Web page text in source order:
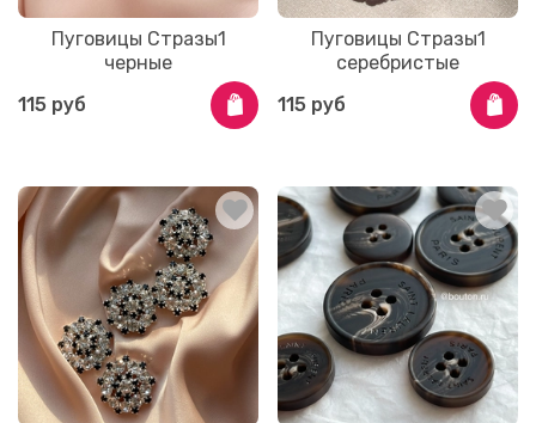
Пуговицы Стразы1
черные
115 руб
Пуговицы Стразы1
серебристые
115 руб